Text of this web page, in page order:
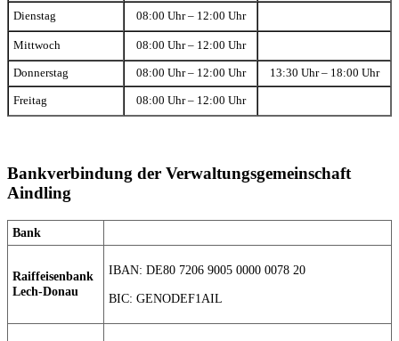
Dienstag 08:00 Uhr – 12:00 Uhr
Mittwoch 08:00 Uhr – 12:00 Uhr
Donnerstag 08:00 Uhr – 12:00 Uhr 13:30 Uhr – 18:00 Uhr
Freitag 08:00 Uhr – 12:00 Uhr
Bankverbindung der Verwaltungsgemeinschaft
Aindling
Bank
Raiffeisenbank
Lech-Donau
IBAN: DE80 7206 9005 0000 0078 20
BIC: GENODEF1AIL